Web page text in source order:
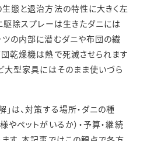
態と退治方法の特性に大きく左
駆除スプレーは生きたダニには
の内部に潜むダニや布団の繊
乾燥機は熱で死滅させられます
大型家具にはそのまま使いづら
」は、対策する場所・ダニの種
やペットがいるか）・予算・継続